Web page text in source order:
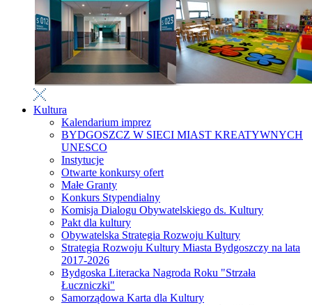
Kultura
Kalendarium imprez
BYDGOSZCZ W SIECI MIAST KREATYWNYCH
UNESCO
Instytucje
Otwarte konkursy ofert
Małe Granty
Konkurs Stypendialny
Komisja Dialogu Obywatelskiego ds. Kultury
Pakt dla kultury
Obywatelska Strategia Rozwoju Kultury
Strategia Rozwoju Kultury Miasta Bydgoszczy na lata
2017-2026
Bydgoska Literacka Nagroda Roku "Strzała
Łuczniczki"
Samorządowa Karta dla Kultury